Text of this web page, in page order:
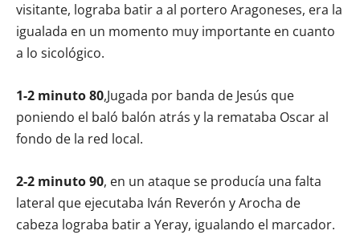
visitante, lograba batir a al portero Aragoneses, era la
igualada en un momento muy importante en cuanto
a lo sicológico.
1-2 minuto 80,Jugada por banda de Jesús que
poniendo el baló balón atrás y la remataba Oscar al
fondo de la red local.
2-2 minuto 90, en un ataque se producía una falta
lateral que ejecutaba Iván Reverón y Arocha de
cabeza lograba batir a Yeray, igualando el marcador.